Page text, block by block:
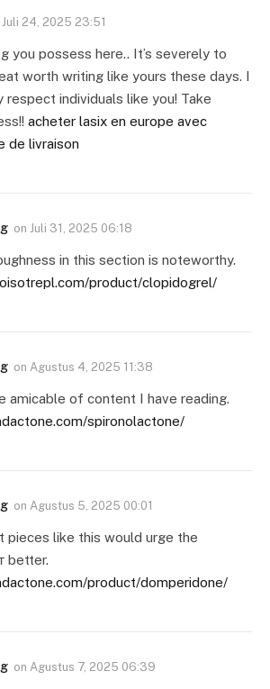
Juli 24, 2025 23:51
you possess here.. It’s severely to
worth writing like yours these days. I
respect individuals like you! Take
acheter lasix en europe avec
de livraison
on Juli 31, 2025 06:18
in this section is noteworthy.
product/clopidogrel/
on Agustus 4, 2025 11:38
amicable of content I have reading.
spironolactone/
on Agustus 5, 2025 00:01
pieces like this would urge the
better.
product/domperidone/
on Agustus 7, 2025 06:39